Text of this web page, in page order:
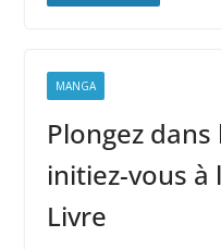
MANGA
Plongez
initiez-vous à
Livre